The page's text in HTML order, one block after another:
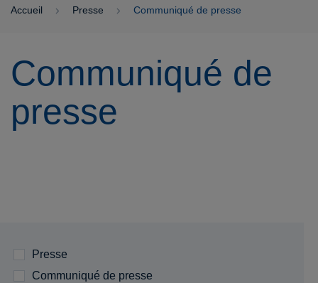
Accueil Presse Communiqué de presse
Communiqué de
presse
Presse
Communiqué de presse